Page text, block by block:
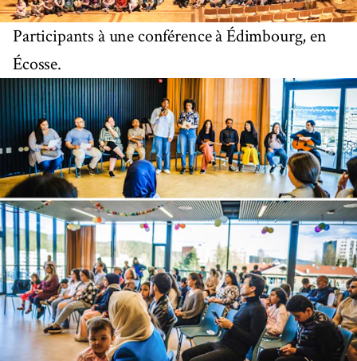
Participants à une conférence à Édimbourg, en
Écosse.